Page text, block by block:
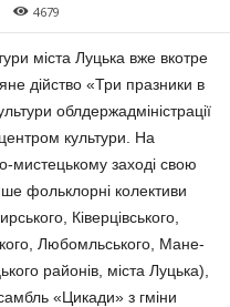
4679
міста Луцька вже вкотре
дій­ство «Три празники в
облдерж­адмініс­трації
культури. На
мистецькому за­хо­ді свою
фоль­клорні колективи
Ківерцівського,
Любомльського, Ма­не­
районів, міста Луцька),
«Цикади» з гміни